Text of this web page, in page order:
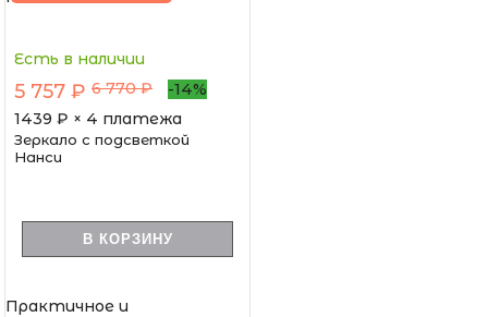
Есть в наличии
5 757 ₽ 6 770 ₽
-14%
1439 ₽ × 4 платежа
Зеркало с подсветкой
Нанси
В КОРЗИНУ
Практичное и